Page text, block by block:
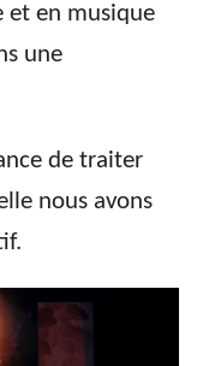
et en musique
une
de traiter
nous avons